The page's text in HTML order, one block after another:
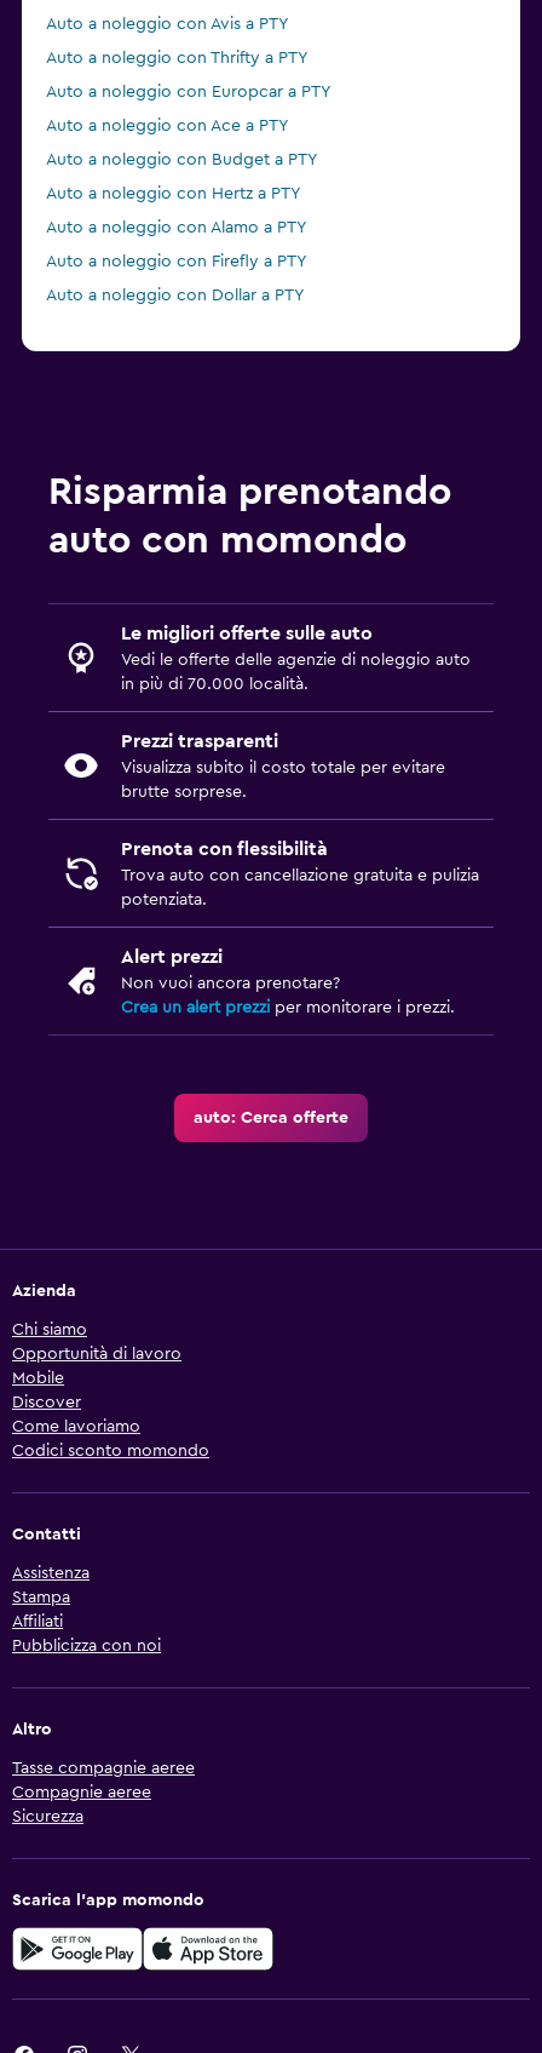
Auto a noleggio con Avis a PTY
Auto a noleggio con Thrifty a PTY
Auto a noleggio con Europcar a PTY
Auto a noleggio con Ace a PTY
Auto a noleggio con Budget a PTY
Auto a noleggio con Hertz a PTY
Auto a noleggio con Alamo a PTY
Auto a noleggio con Firefly a PTY
Auto a noleggio con Dollar a PTY
Risparmia prenotando
auto con momondo
Le migliori offerte sulle auto
Vedi le offerte delle agenzie di noleggio auto
in più di 70.000 località.
Prezzi trasparenti
Visualizza subito il costo totale per evitare
brutte sorprese.
Prenota con flessibilità
Trova auto con cancellazione gratuita e pulizia
potenziata.
Alert prezzi
Non vuoi ancora prenotare?
Crea un alert prezzi per monitorare i prezzi.
auto: Cerca offerte
Azienda
Chi siamo
Opportunità di lavoro
Mobile
Discover
Come lavoriamo
Codici sconto momondo
Contatti
Assistenza
Stampa
Affiliati
Pubblicizza con noi
Altro
Tasse compagnie aeree
Compagnie aeree
Sicurezza
Scarica l'app momondo